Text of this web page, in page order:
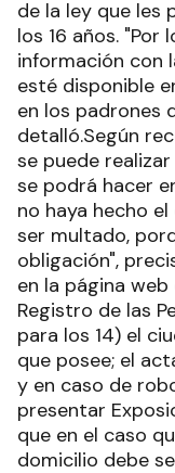
de la ley que les
los 16 años.
información con
esté disponible
en los padrones
detalló.Según
se puede
se podrá hacer
no haya hecho
ser multado,
obligación",
en la página
Registro de las
para los 14) el
que posee; el
y en caso de
presentar
que en el caso
domicilio debe